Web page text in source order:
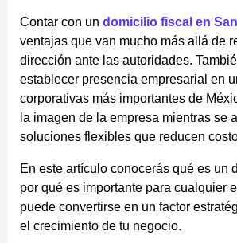
Contar con un domicilio fiscal en
ventajas que van mucho más allá de
dirección ante las autoridades.
establecer presencia empresarial en
corporativas más importantes de
la imagen de la empresa mientras se
soluciones flexibles que reducen
En este artículo conocerás qué es un
por qué es importante para cualquier
puede convertirse en un factor
el crecimiento de tu negocio.